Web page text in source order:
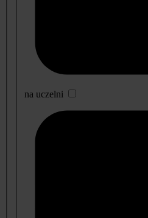
na uczelni